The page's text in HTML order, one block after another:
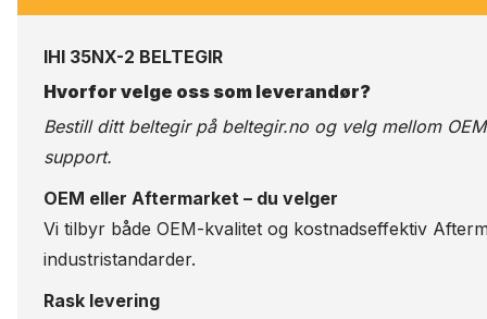
IHI 35NX-2 BELTEGIR
Hvorfor velge oss som leverandør?
Bestill ditt beltegir på beltegir.no og velg mellom
support.
OEM eller Aftermarket – du velger
Vi tilbyr både OEM-kvalitet og kostnadseffektiv
industristandarder.
Rask levering